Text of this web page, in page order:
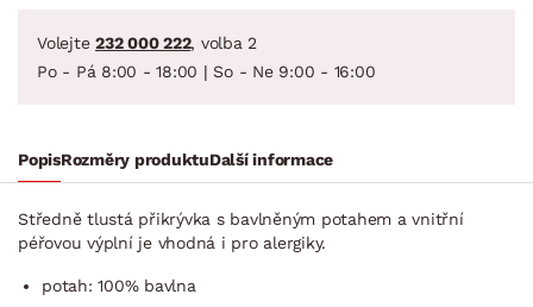
Volejte 232 000 222, volba 2
Po - Pá 8:00 - 18:00 | So - Ne 9:00 - 16:00
PopisRozměry produktuDalší informace
Středně tlustá přikrývka s bavlněným potahem a vnitřní
péřovou výplní je vhodná i pro alergiky.
potah: 100% bavlna